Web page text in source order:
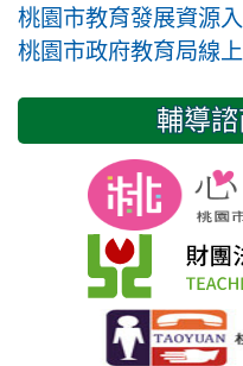
桃園市教育發展資源
桃園市政府教育局線
輔導